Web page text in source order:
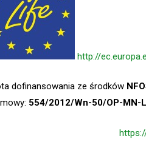
http://
dofinansowania ze środków
554/2012/Wn-50/OP-MN-